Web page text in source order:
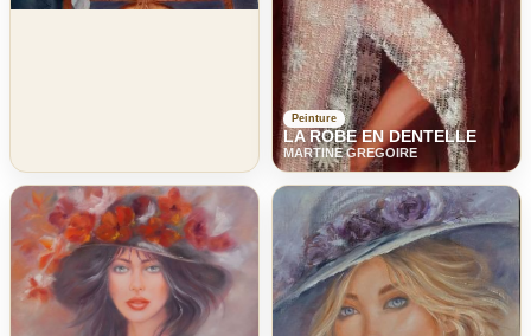
Peinture
LA ROBE EN DENTELLE
MARTINE GREGOIRE